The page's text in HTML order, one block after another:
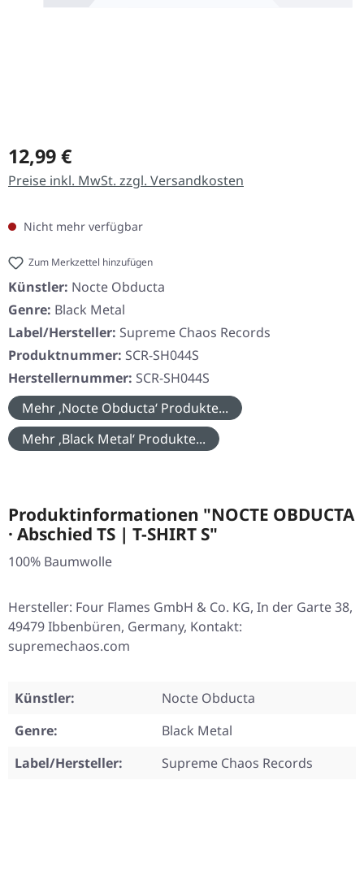
Regulärer Preis:
12,99 €
Preise inkl. MwSt. zzgl. Versandkosten
Nicht mehr verfügbar
Zum Merkzettel hinzufügen
Künstler: Nocte Obducta
Genre: Black Metal
Label/Hersteller: Supreme Chaos Records
Produktnummer: SCR-SH044S
Herstellernummer: SCR-SH044S
Mehr ‚Nocte Obducta‘ Produkte...
Mehr ‚Black Metal‘ Produkte...
Produktinformationen "NOCTE OBDUCTA
· Abschied TS | T-SHIRT S"
100% Baumwolle
Hersteller: Four Flames GmbH & Co. KG, In der Garte 38,
49479 Ibbenbüren, Germany, Kontakt:
supremechaos.com
Künstler:
Nocte Obducta
Genre:
Black Metal
Label/Hersteller:
Supreme Chaos Records